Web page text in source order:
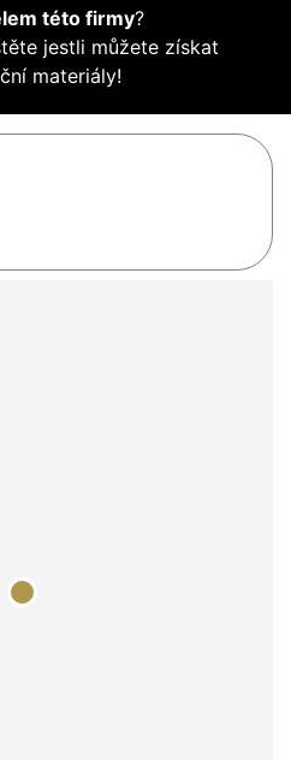
této firmy?
jestli můžete získat
materiály!